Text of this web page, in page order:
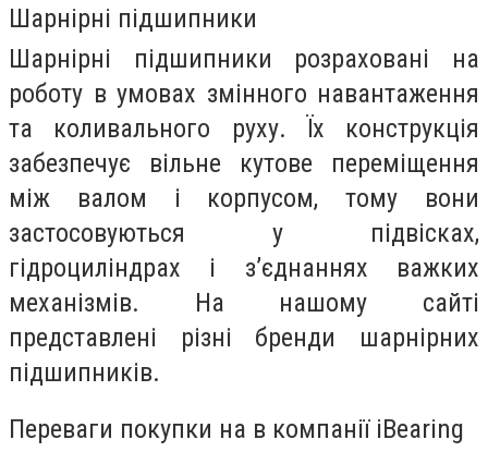
Шарнірні підшипники
Шарнірні підшипники розраховані на
роботу в умовах змінного навантаження
та коливального руху. Їх конструкція
забезпечує вільне кутове переміщення
між валом і корпусом, тому вони
застосовуються у підвісках,
гідроциліндрах і з’єднаннях важких
механізмів. На нашому сайті
представлені різні бренди шарнірних
підшипників.
Переваги покупки на в компанії iBearing